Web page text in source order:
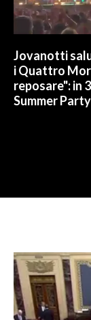
Jovanotti
i Quattro
reposare": in
Summer Party